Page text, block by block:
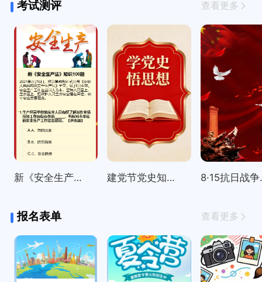
考试测评 查看更多
新《安全生产法》知识100题 建党节党史知识精选100题 8·15
报名表单 查看更多